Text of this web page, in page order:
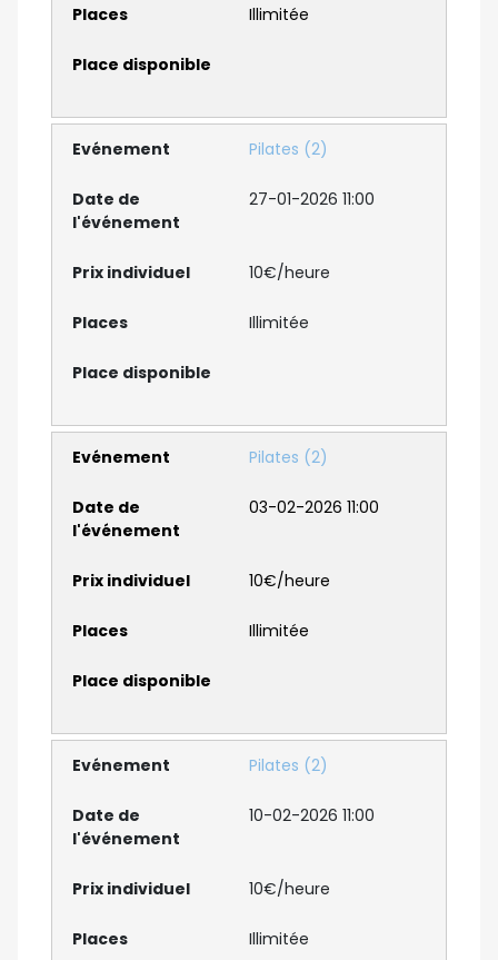
Illimitée
Pilates (2)
27-01-2026 11:00
10€/heure
Illimitée
Pilates (2)
03-02-2026 11:00
10€/heure
Illimitée
Pilates (2)
10-02-2026 11:00
10€/heure
Illimitée